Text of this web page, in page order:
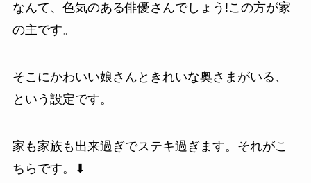
なんて、色気のある俳優さんでしょう!この方が家
の主です。
そこにかわいい娘さんときれいな奥さまがいる、
という設定です。
家も家族も出来過ぎでステキ過ぎます。それがこ
ちらです。⬇